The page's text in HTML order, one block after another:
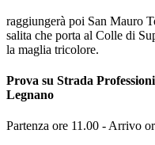
raggiungerà poi San Mauro
salita che porta al Colle di
la maglia tricolore.
Prova su Strada
Legnano
Partenza ore 11.00 - Arrivo